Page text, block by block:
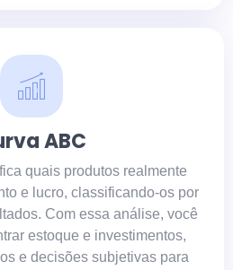
ABC
quais produtos realmente
e lucro, classificando-os por
Com essa análise, você
estoque e investimentos,
e decisões subjetivas para